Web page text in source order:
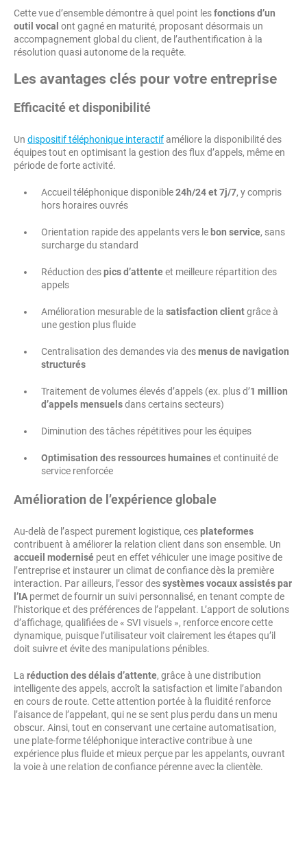
Cette vue d’ensemble démontre à quel point lesfonctions d’un
outil vocal ont gagné en maturité, proposant désormais un
accompagnement global du client, de l’authentification à la
résolution quasi autonome de la requête.
Les avantages clés pour votre entreprise
Efficacité et disponibilité
Un dispositif téléphonique interactifaméliore la disponibilité des
équipes tout en optimisant la gestion des flux d’appels, même en
période de forte activité.
Accueil téléphonique disponible24h/24 et 7j/7, y compris
hors horaires ouvrés
Orientation rapide des appelants vers le bon service, sans
surcharge du standard
Réduction despics d’attenteet meilleure répartition des
appels
Amélioration mesurable de la satisfaction clientgrâce à
une gestion plus fluide
Centralisation des demandes via desmenus de navigation
structurés
Traitement de volumes élevés d’appels (ex. plus d’1 million
d’appels mensuelsdans certains secteurs)
Diminution des tâches répétitives pour les équipes
Optimisation des ressources humaineset continuité de
service renforcée
Amélioration de l’expérience globale
Au-delà de l’aspect purement logistique, cesplateformes
contribuent à améliorer la relation client dans son ensemble. Un
accueil modernisé peut en effet véhiculer une image positive de
l’entreprise et instaurer un climat de confiance dès la première
interaction. Par ailleurs, l’essor dessystèmes vocaux assistés par
l’IApermet de fournir un suivi personnalisé, en tenant compte de
l’historique et des préférences de l’appelant. L’apport de solutions
d’affichage, qualifiées de « SVI visuels », renforce encore cette
dynamique, puisque l’utilisateur voit clairement les étapes qu’il
doit suivre et évite des manipulations pénibles.
La réduction des délais d’attente, grâce à une distribution
intelligente des appels, accroît la satisfaction et limite l’abandon
en cours de route. Cette attention portée à la fluidité renforce
l’aisance de l’appelant, qui ne se sent plus perdu dans un menu
obscur. Ainsi, tout en conservant une certaine automatisation,
une plate-forme téléphonique interactive contribue à une
expérience plus fluide et mieux perçue par les appelants, ouvrant
la voie à une relation de confiance pérenne avec la clientèle.